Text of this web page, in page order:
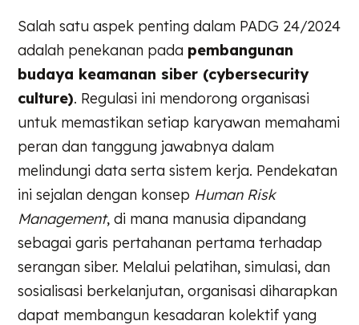
Salah satu aspek penting dalam PADG 24/2024
adalah penekanan pada pembangunan
budaya keamanan siber (cybersecurity
culture). Regulasi ini mendorong organisasi
untuk memastikan setiap karyawan memahami
peran dan tanggung jawabnya dalam
melindungi data serta sistem kerja. Pendekatan
ini sejalan dengan konsep Human Risk
Management, di mana manusia dipandang
sebagai garis pertahanan pertama terhadap
serangan siber. Melalui pelatihan, simulasi, dan
sosialisasi berkelanjutan, organisasi diharapkan
dapat membangun kesadaran kolektif yang